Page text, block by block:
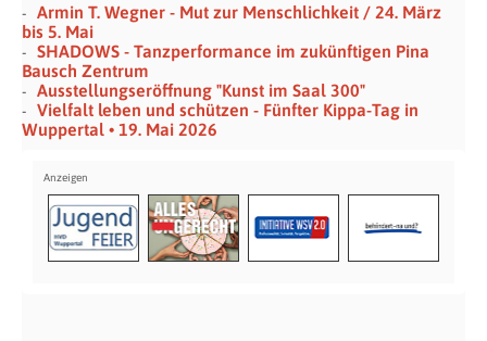
Armin T. Wegner - Mut zur Menschlichkeit / 24. März
bis 5. Mai
SHADOWS - Tanzperformance im zukünftigen Pina
Bausch Zentrum
Ausstellungseröffnung "Kunst im Saal 300"
Vielfalt leben und schützen - Fünfter Kippa-Tag in
Wuppertal • 19. Mai 2026